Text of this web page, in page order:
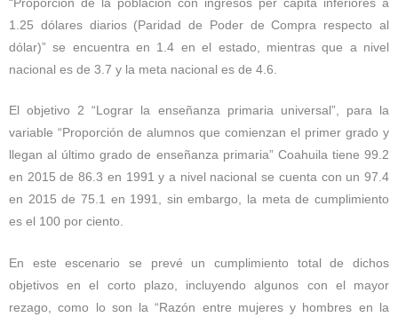
“Proporción de la población con ingresos per cápita inferiores a
1.25 dólares diarios (Paridad de Poder de Compra respecto al
dólar)” se encuentra en 1.4 en el estado, mientras que a nivel
nacional es de 3.7 y la meta nacional es de 4.6.
El objetivo 2 “Lograr la enseñanza primaria universal”, para la
variable “Proporción de alumnos que comienzan el primer grado y
llegan al último grado de enseñanza primaria” Coahuila tiene 99.2
en 2015 de 86.3 en 1991 y a nivel nacional se cuenta con un 97.4
en 2015 de 75.1 en 1991, sin embargo, la meta de cumplimiento
es el 100 por ciento.
En este escenario se prevé un cumplimiento total de dichos
objetivos en el corto plazo, incluyendo algunos con el mayor
rezago, como lo son la “Razón entre mujeres y hombres en la